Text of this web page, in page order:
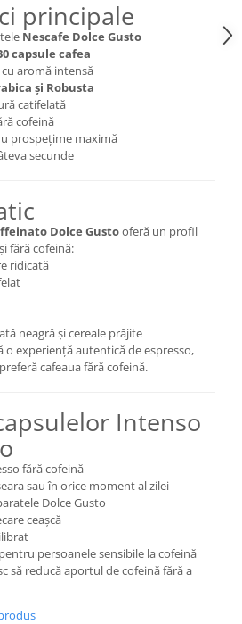
principale
Nescafe Dolce Gusto
capsule cafea
cu aromă intensă
și Robusta
catifelată
cofeină
prospețime maximă
secunde
Dolce Gustooferă un profil
fără cofeină:
ridicată
neagră și cereale prăjite
o experiență autentică de espresso,
cafeaua fără cofeină.
Intenso
fără cofeină
sau în orice moment al zilei
Dolce Gusto
ceașcă
persoanele sensibile la cofeină
să reducă aportul de cofeină fără a